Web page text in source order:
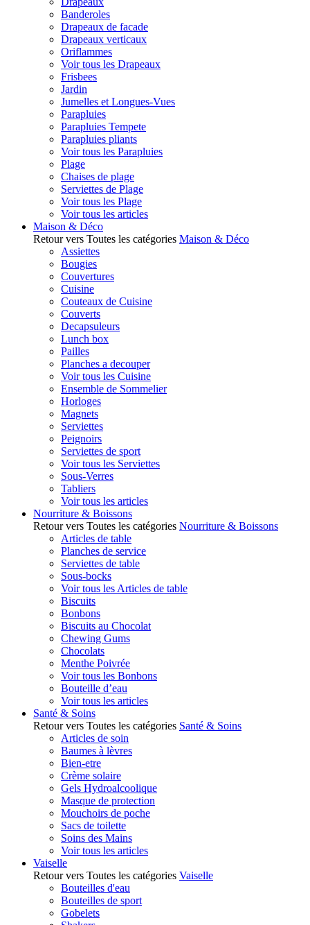
Banderoles
Drapeaux de facade
Drapeaux verticaux
Oriflammes
Voir tous les Drapeaux
Frisbees
Jardin
Jumelles et Longues-Vues
Parapluies
Parapluies Tempete
Parapluies pliants
Voir tous les Parapluies
Plage
Chaises de plage
Serviettes de Plage
Voir tous les Plage
Voir tous les articles
Maison & Déco
Retour vers Toutes les catégories Maison & Déco
Assiettes
Bougies
Couvertures
Cuisine
Couteaux de Cuisine
Couverts
Decapsuleurs
Lunch box
Pailles
Planches a decouper
Voir tous les Cuisine
Ensemble de Sommelier
Horloges
Magnets
Serviettes
Peignoirs
Serviettes de sport
Voir tous les Serviettes
Sous-Verres
Tabliers
Voir tous les articles
Nourriture & Boissons
Retour vers Toutes les catégories Nourriture & Boissons
Articles de table
Planches de service
Serviettes de table
Sous-bocks
Voir tous les Articles de table
Biscuits
Bonbons
Biscuits au Chocolat
Chewing Gums
Chocolats
Menthe Poivrée
Voir tous les Bonbons
Bouteille d’eau
Voir tous les articles
Santé & Soins
Retour vers Toutes les catégories Santé & Soins
Articles de soin
Baumes à lèvres
Bien-etre
Crème solaire
Gels Hydroalcoolique
Masque de protection
Mouchoirs de poche
Sacs de toilette
Soins des Mains
Voir tous les articles
Vaiselle
Retour vers Toutes les catégories Vaiselle
Bouteilles d'eau
Bouteilles de sport
Gobelets